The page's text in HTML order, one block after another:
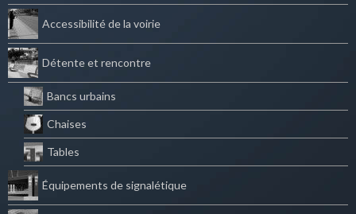
Accessibilité de la voirie
Détente et rencontre
Bancs urbains
Chaises
Tables
Équipements de signalétique